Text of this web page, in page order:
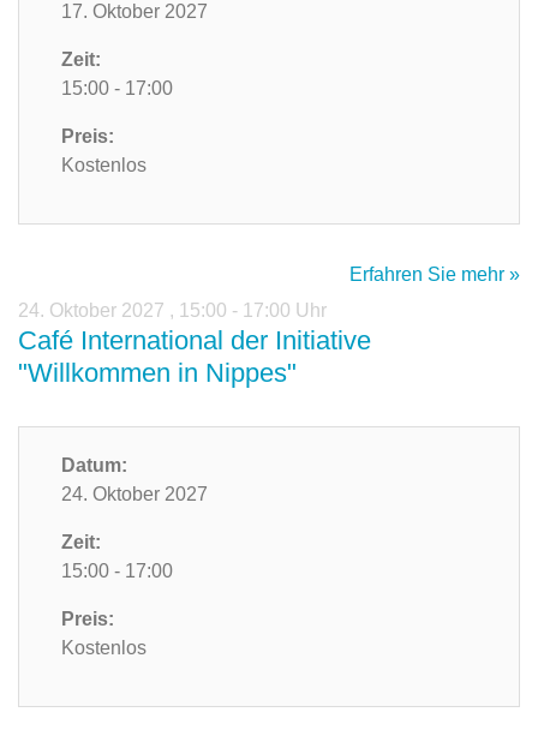
17. Oktober 2027
Zeit:
15:00 - 17:00
Preis:
Kostenlos
Erfahren Sie mehr »
24. Oktober 2027 , 15:00 - 17:00 Uhr
Café International der Initiative
"Willkommen in Nippes"
Datum:
24. Oktober 2027
Zeit:
15:00 - 17:00
Preis:
Kostenlos